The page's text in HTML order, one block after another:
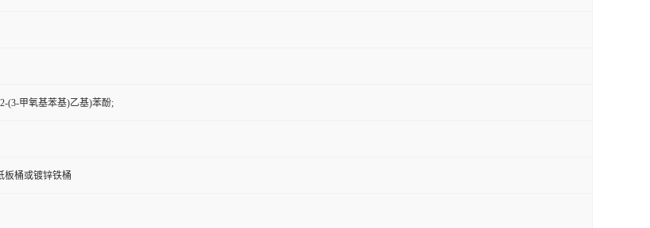
(3-甲氧基苯基)乙基)苯酚;
板桶或镀锌铁桶